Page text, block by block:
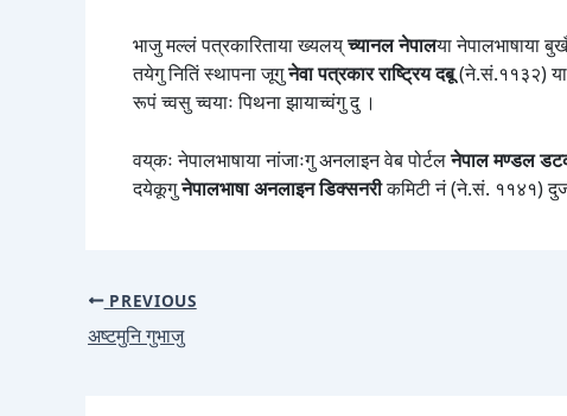
भाजु मल्लं पत्रकारिताया ख्यलय्च्यानल नेपालया नेपालभाषाया
तयेगु नितिं स्थापना जूगुनेवा पत्रकार राष्ट्रिय दबू(ने.सं.११३२)
रूपं च्वसु च्वयाः पिथना झायाच्वंगु दु ।
वय्‌कः नेपालभाषाया नांजाःगु अनलाइन वेब पोर्टलनेपाल मण्डल
दयेकूगुनेपालभाषा अनलाइन डिक्सनरीकमिटी नं (ने.सं. ११४१)
PREVIOUS
अष्टमुनि गुभाजु